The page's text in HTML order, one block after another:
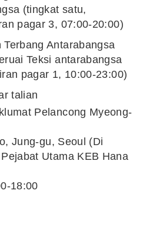
(tingkat satu,
pagar 3, 07:00-20:00)
Terbang Antarabangsa
Teksi antarabangsa
pagar 1, 10:00-23:00)
talian
Pelancong Myeong-
Jung-gu, Seoul (Di
Utama KEB Hana
18:00